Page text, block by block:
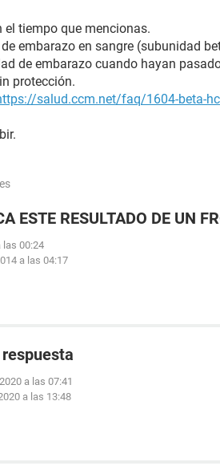
el tiempo que mencionas.
embarazo en sangre (subunidad
de embarazo cuando hayan
protección.
salud.ccm.net/faq/1604-beta-
ESTE RESULTADO DE UN
las 00:24
a las 04:17
a las 07:41
a las 13:48